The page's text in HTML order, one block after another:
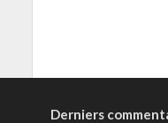
Derniers